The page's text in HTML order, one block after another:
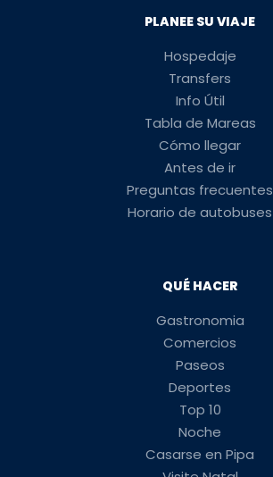
PLANEE SU VIAJE
Hospedaje
Transfers
Info Útil
Tabla de Mareas
Cómo llegar
Antes de ir
Preguntas frecuentes
Horario de autobuses
QUÉ HACER
Gastronomia
Comercios
Paseos
Deportes
Top 10
Noche
Casarse en Pipa